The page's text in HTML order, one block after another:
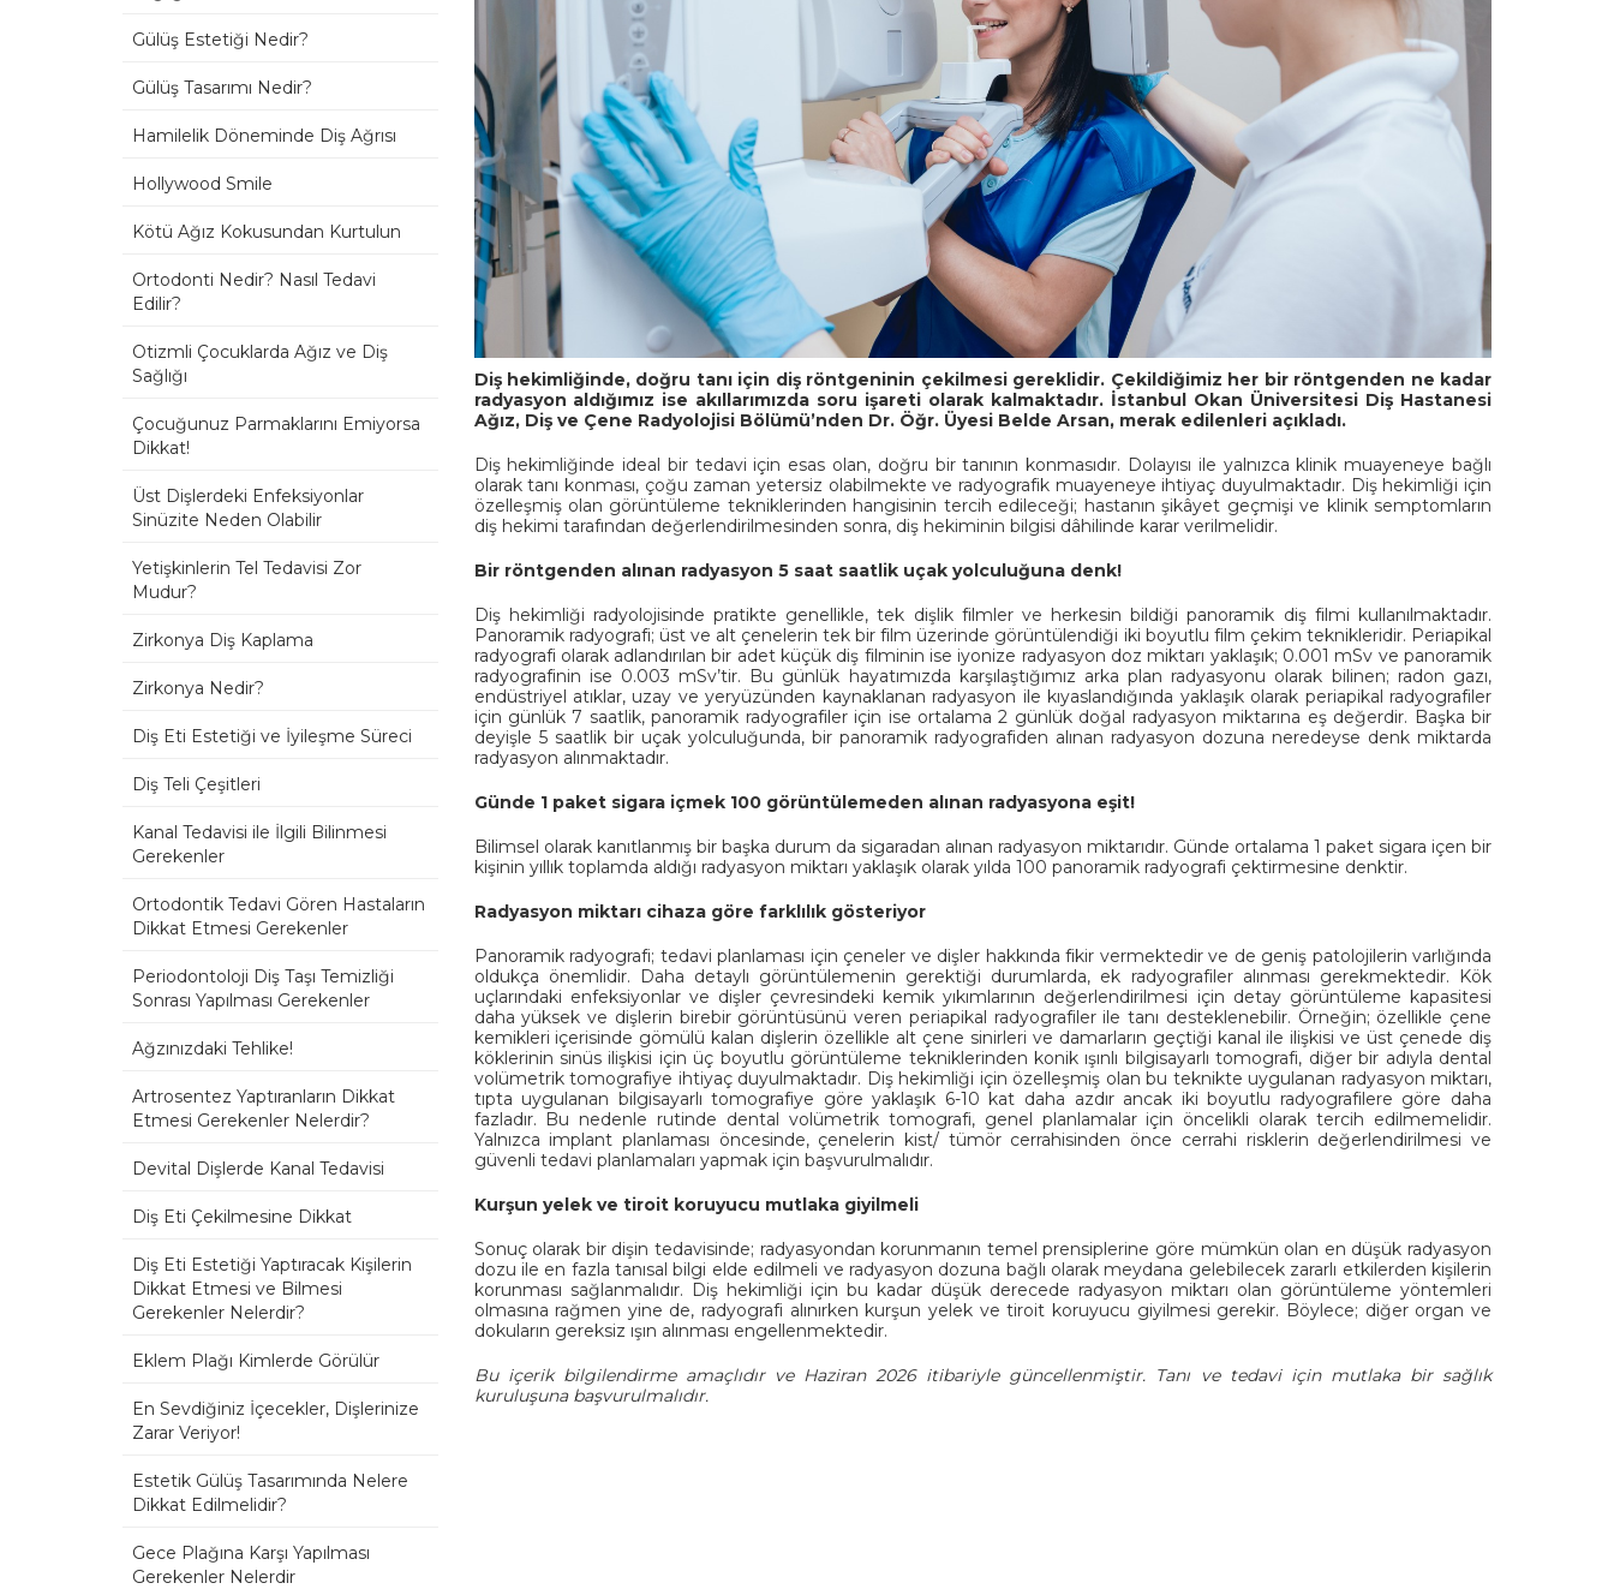
Gülüş Estetiği Nedir?
Gülüş Tasarımı Nedir?
Hamilelik Döneminde Diş Ağrısı
Hollywood Smile
Kötü Ağız Kokusundan Kurtulun
Ortodonti Nedir? Nasıl Tedavi
Edilir?
Otizmli Çocuklarda Ağız ve Diş
Sağlığı
Çocuğunuz Parmaklarını Emiyorsa
Dikkat!
Üst Dişlerdeki Enfeksiyonlar
Sinüzite Neden Olabilir
Yetişkinlerin Tel Tedavisi Zor
Mudur?
Zirkonya Diş Kaplama
Zirkonya Nedir?
Diş Eti Estetiği ve İyileşme Süreci
Diş Teli Çeşitleri
Kanal Tedavisi ile İlgili Bilinmesi
Gerekenler
Ortodontik Tedavi Gören Hastaların
Dikkat Etmesi Gerekenler
Periodontoloji Diş Taşı Temizliği
Sonrası Yapılması Gerekenler
Ağzınızdaki Tehlike!
Artrosentez Yaptıranların Dikkat
Etmesi Gerekenler Nelerdir?
Devital Dişlerde Kanal Tedavisi
Diş Eti Çekilmesine Dikkat
Diş Eti Estetiği Yaptıracak Kişilerin
Dikkat Etmesi ve Bilmesi
Gerekenler Nelerdir?
Eklem Plağı Kimlerde Görülür
En Sevdiğiniz İçecekler, Dişlerinize
Zarar Veriyor!
Estetik Gülüş Tasarımında Nelere
Dikkat Edilmelidir?
Gece Plağına Karşı Yapılması
Gerekenler Nelerdir
Diş hekimliğinde, doğru tanı için diş röntgeninin çekilmesi gereklidir. Çekildiğimiz her bir röntgenden ne kadar
radyasyon aldığımız ise akıllarımızda soru işareti olarak kalmaktadır. İstanbul Okan Üniversitesi Diş Hastanesi
Ağız, Diş ve Çene Radyolojisi Bölümü’nden Dr. Öğr. Üyesi Belde Arsan, merak edilenleri açıkladı.
Diş hekimliğinde ideal bir tedavi için esas olan, doğru bir tanının konmasıdır. Dolayısı ile yalnızca klinik muayeneye bağlı
olarak tanı konması, çoğu zaman yetersiz olabilmekte ve radyografik muayeneye ihtiyaç duyulmaktadır. Diş hekimliği için
özelleşmiş olan görüntüleme tekniklerinden hangisinin tercih edileceği; hastanın şikâyet geçmişi ve klinik semptomların
diş hekimi tarafından değerlendirilmesinden sonra, diş hekiminin bilgisi dâhilinde karar verilmelidir.
Bir röntgenden alınan radyasyon 5 saat saatlik uçak yolculuğuna denk!
Diş hekimliği radyolojisinde pratikte genellikle, tek dişlik filmler ve herkesin bildiği panoramik diş filmi kullanılmaktadır.
Panoramik radyografi; üst ve alt çenelerin tek bir film üzerinde görüntülendiği iki boyutlu film çekim teknikleridir. Periapikal
radyografi olarak adlandırılan bir adet küçük diş filminin ise iyonize radyasyon doz miktarı yaklaşık; 0.001 mSv ve panoramik
radyografinin ise 0.003 mSv’tir. Bu günlük hayatımızda karşılaştığımız arka plan radyasyonu olarak bilinen; radon gazı,
endüstriyel atıklar, uzay ve yeryüzünden kaynaklanan radyasyon ile kıyaslandığında yaklaşık olarak periapikal radyografiler
için günlük 7 saatlik, panoramik radyografiler için ise ortalama 2 günlük doğal radyasyon miktarına eş değerdir. Başka bir
deyişle 5 saatlik bir uçak yolculuğunda, bir panoramik radyografiden alınan radyasyon dozuna neredeyse denk miktarda
radyasyon alınmaktadır.
Günde 1 paket sigara içmek 100 görüntülemeden alınan radyasyona eşit!
Bilimsel olarak kanıtlanmış bir başka durum da sigaradan alınan radyasyon miktarıdır. Günde ortalama 1 paket sigara içen bir
kişinin yıllık toplamda aldığı radyasyon miktarı yaklaşık olarak yılda 100 panoramik radyografi çektirmesine denktir.
Radyasyon miktarı cihaza göre farklılık gösteriyor
Panoramik radyografi; tedavi planlaması için çeneler ve dişler hakkında fikir vermektedir ve de geniş patolojilerin varlığında
oldukça önemlidir. Daha detaylı görüntülemenin gerektiği durumlarda, ek radyografiler alınması gerekmektedir. Kök
uçlarındaki enfeksiyonlar ve dişler çevresindeki kemik yıkımlarının değerlendirilmesi için detay görüntüleme kapasitesi
daha yüksek ve dişlerin birebir görüntüsünü veren periapikal radyografiler ile tanı desteklenebilir. Örneğin; özellikle çene
kemikleri içerisinde gömülü kalan dişlerin özellikle alt çene sinirleri ve damarların geçtiği kanal ile ilişkisi ve üst çenede diş
köklerinin sinüs ilişkisi için üç boyutlu görüntüleme tekniklerinden konik ışınlı bilgisayarlı tomografi, diğer bir adıyla dental
volümetrik tomografiye ihtiyaç duyulmaktadır. Diş hekimliği için özelleşmiş olan bu teknikte uygulanan radyasyon miktarı,
tıpta uygulanan bilgisayarlı tomografiye göre yaklaşık 6-10 kat daha azdır ancak iki boyutlu radyografilere göre daha
fazladır. Bu nedenle rutinde dental volümetrik tomografi, genel planlamalar için öncelikli olarak tercih edilmemelidir.
Yalnızca implant planlaması öncesinde, çenelerin kist/ tümör cerrahisinden önce cerrahi risklerin değerlendirilmesi ve
güvenli tedavi planlamaları yapmak için başvurulmalıdır.
Kurşun yelek ve tiroit koruyucu mutlaka giyilmeli
Sonuç olarak bir dişin tedavisinde; radyasyondan korunmanın temel prensiplerine göre mümkün olan en düşük radyasyon
dozu ile en fazla tanısal bilgi elde edilmeli ve radyasyon dozuna bağlı olarak meydana gelebilecek zararlı etkilerden kişilerin
korunması sağlanmalıdır. Diş hekimliği için bu kadar düşük derecede radyasyon miktarı olan görüntüleme yöntemleri
olmasına rağmen yine de, radyografi alınırken kurşun yelek ve tiroit koruyucu giyilmesi gerekir. Böylece; diğer organ ve
dokuların gereksiz ışın alınması engellenmektedir.
Bu içerik bilgilendirme amaçlıdır ve Haziran 2026 itibariyle güncellenmiştir. Tanı ve tedavi için mutlaka bir sağlık
kuruluşuna başvurulmalıdır.